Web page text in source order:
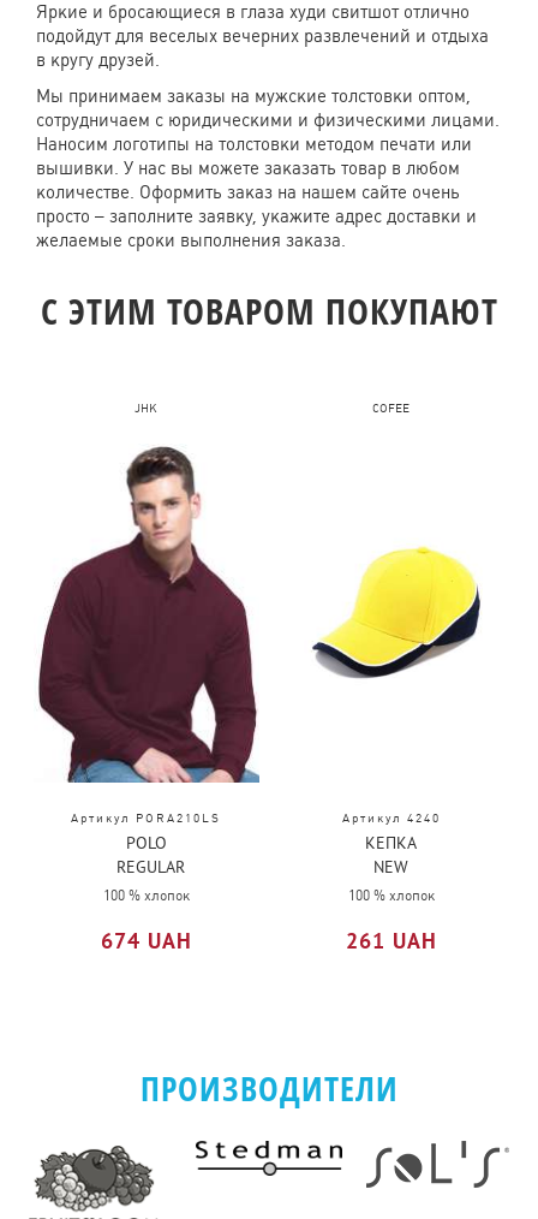
Яркие и бросающиеся в глаза худи свитшот отлично
подойдут для веселых вечерних развлечений и отдыха
в кругу друзей.
Мы принимаем заказы на мужские толстовки оптом,
сотрудничаем с юридическими и физическими лицами.
Наносим логотипы на толстовки методом печати или
вышивки. У нас вы можете заказать товар в любом
количестве. Оформить заказ на нашем сайте очень
просто – заполните заявку, укажите адрес доставки и
желаемые сроки выполнения заказа.
C ЭТИМ ТОВАРОМ ПОКУПАЮТ
JHK
Артикул PORA210LS
POLO
REGULAR
MAN LS
100 % хлопок
674 UAH
COFEE
Артикул 4240
КЕПКА
NEW
WEDGE
100 % хлопок
261 UAH
ПРОИЗВОДИТЕЛИ